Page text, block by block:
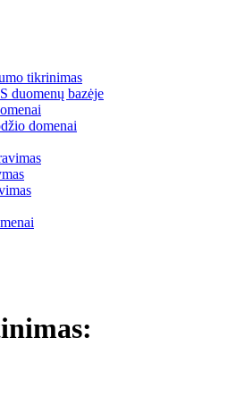
tikrinimas
duomenų bazėje
domenai